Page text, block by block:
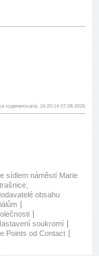
vygenerovaná: 16:20:14 07.08.2026
sídlem náměstí Marie
obsahu
soukromí
Points od Contact